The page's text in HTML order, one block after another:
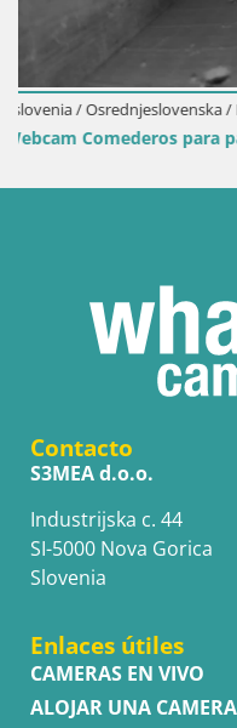
Eslovenia /
Camera en
Contacto
S3MEA d.o.o.
Industrijska c. 44
SI-5000 Nova Gorica
Slovenia
Enlaces útiles
CAMERAS EN VIVO
ALOJAR UNA CAMERA